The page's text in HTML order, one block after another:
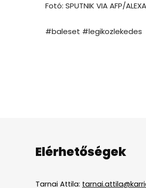
Fotó: SPUTNIK VIA AFP/
#baleset #legikozlekedes
Elérhetőségek
Tarnai Attila: